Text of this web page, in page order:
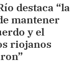
destaca “la
mantener
y el
riojanos